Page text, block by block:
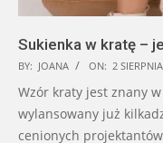
Sukienka w kratę –
BY: JOANA ON: 2
Wzór kraty jest znany
wylansowany już
cenionych